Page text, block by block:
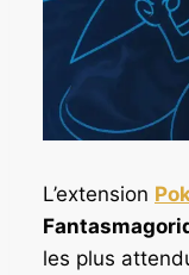
L’extension
les plus